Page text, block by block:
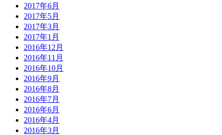
2017年6月
2017年5月
2017年3月
2017年1月
2016年12月
2016年11月
2016年10月
2016年9月
2016年8月
2016年7月
2016年6月
2016年4月
2016年3月